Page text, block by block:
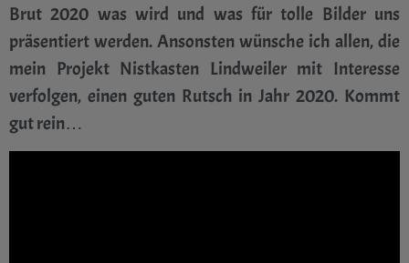
Brut 2020 was wird und was für tolle Bilder uns
präsentiert werden. Ansonsten wünsche ich allen, die
mein Projekt Nistkasten Lindweiler mit Interesse
verfolgen, einen guten Rutsch in Jahr 2020. Kommt
gut rein…